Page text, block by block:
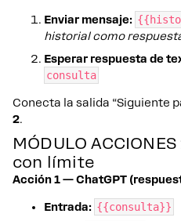
Enviar mensaje:
historial como
Esperar respuesta de
consulta
Conecta la salida “Siguiente
2.
MÓDULO
con límite
Acción 1 — ChatGPT
Entrada: {{consulta}}